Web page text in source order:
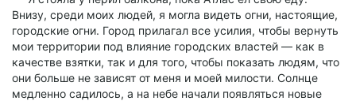
Внизу, среди моих людей, я могла видеть огни, настоящие,
городские огни. Город прилагал все усилия, чтобы вернуть
мои территории под влияние городских властей — как в
качестве взятки, так и для того, чтобы показать людям, что
они больше не зависят от меня и моей милости. Солнце
медленно садилось, а на небе начали появляться новые